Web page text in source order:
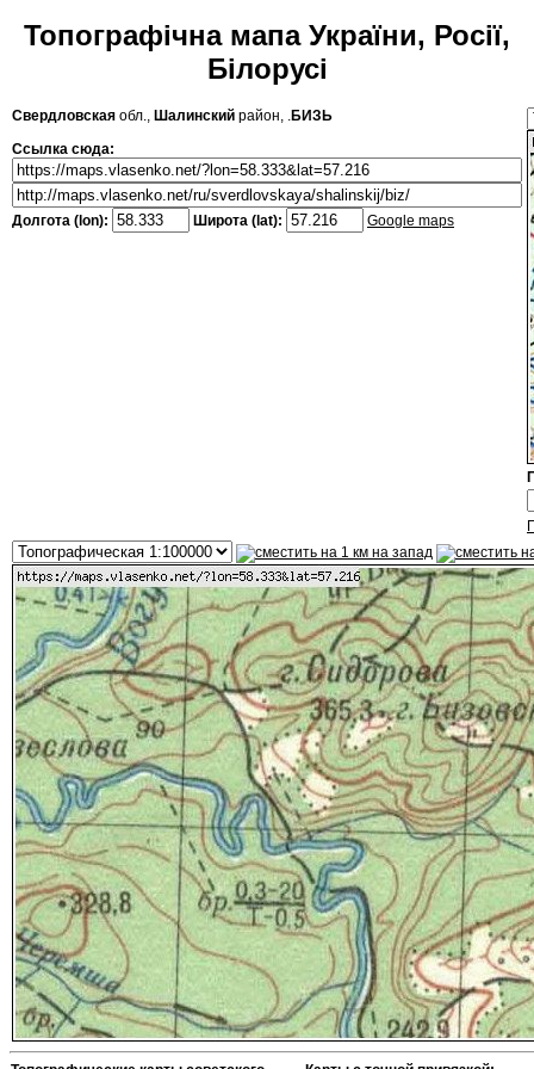
Топографічна мапа України, Росії,
Білорусі
Свердловская обл., Шалинский район, .БИЗЬ
Ссылка сюда:
Долгота (lon): Широта (lat): Google maps